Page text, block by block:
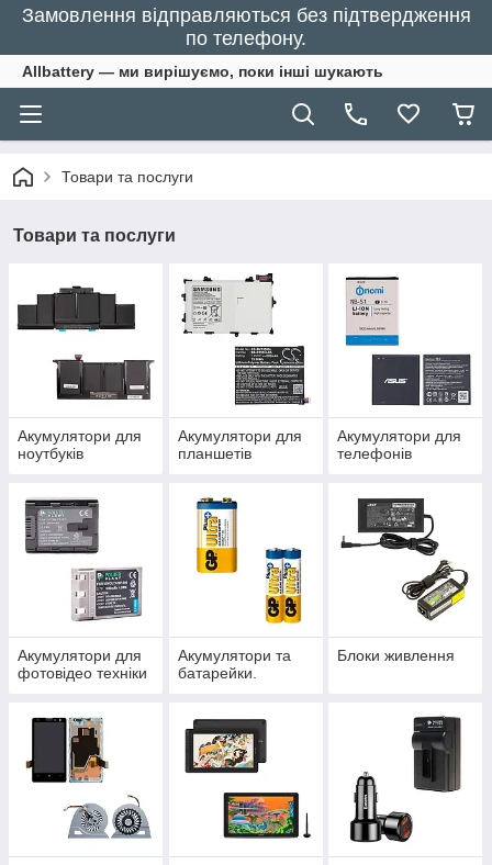
Замовлення відправляються без підтвердження
по телефону.
Allbattery — ми вирішуємо, поки інші шукають
Товари та послуги
Товари та послуги
Акумулятори для
ноутбуків
Акумулятори для
планшетів
Акумулятори для
телефонів
Акумулятори для
фотовідео техніки
Акумулятори та
батарейки.
Блоки живлення